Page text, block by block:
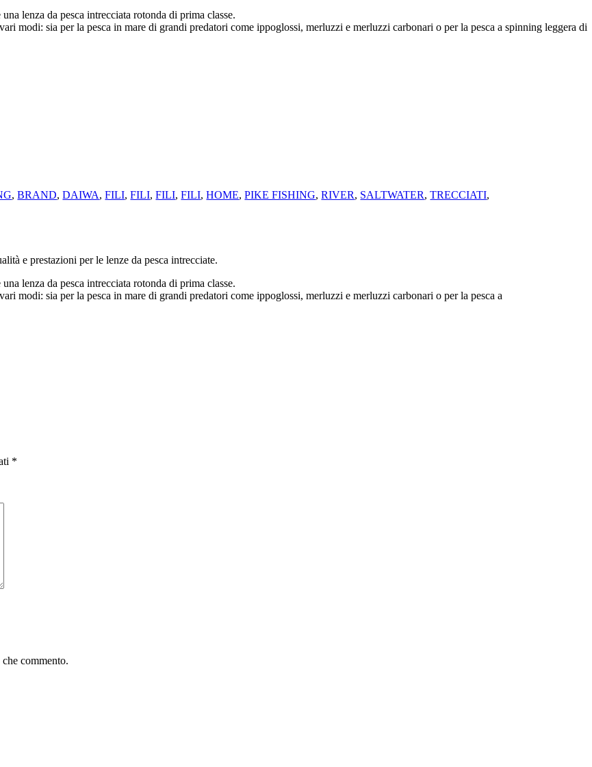
lenza da pesca intrecciata rotonda di prima classe.
modi: sia per la pesca in mare di grandi predatori come ippoglossi, merluzzi e merluzzi carbonari o per la pesca a spinning leggera di
,BRAND,DAIWA,FILI,FILI,FILI,FILI,HOME,PIKE FISHING,RIVER, SALTWATER,TRECCIATI,
e prestazioni per le lenze da pesca intrecciate.
lenza da pesca intrecciata rotonda di prima classe.
modi: sia per la pesca in mare di grandi predatori come ippoglossi, merluzzi e merluzzi carbonari o per la pesca a
*
commento.